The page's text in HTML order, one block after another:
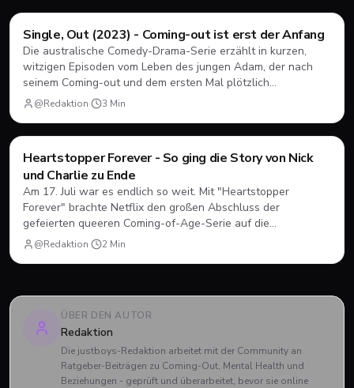
Filme & Serien
Single, Out (2023) - Coming-out ist erst der Anfang
Die australische Comedy-Drama-Serie erzählt in kurzen,
witzigen Episoden vom Leben des jungen Adam, der nach
seinem Coming-out und dem ersten Mal plötzlich
herausfinden muss, wie Dating, Freundschaft und Familie
unter neuen Vorzeichen funktionieren.
@Redaktion· 3 Min
Filme & Serien
Heartstopper Forever - So ging die Story von Nick
und Charlie zu Ende
Am 17. Juli war es endlich so weit. Mit "Heartstopper
Forever" brachte Netflix den großen Abschluss der
gefeierten queeren Coming-of-Age-Serie auf die
Bildschirme. Statt einer vierten Staffel gab es diesmal einen
abendfüllenden Spielfilm. Wir blicken zurück, wie sich Nick
@Redaktion· 2 Min
ÜBER DEN AUTOR
Redaktion
Die justboys-Redaktion arbeitet mit der Community an
Ratgeber-Beiträgen zu Coming-Out, Mental Health und
Beziehungen - geprüft und überarbeitet, bevor sie online